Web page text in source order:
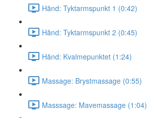
Hånd: Tyktarmspunkt 1 (0:42)
Hånd: Tyktarmspunkt 2 (0:45)
Hånd: Kvalmepunktet (1:24)
Massage: Brystmassage (0:55)
Masssage: Mavemassage (1:04)